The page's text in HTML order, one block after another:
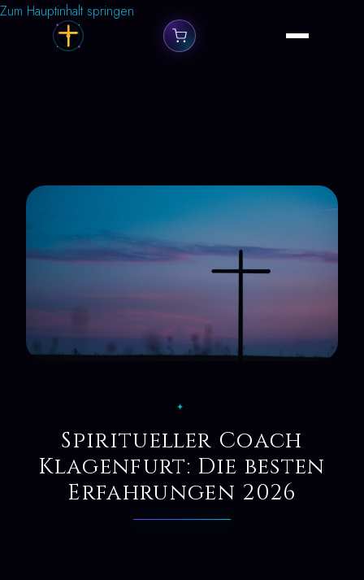
Zum Hauptinhalt springen
✦
Spiritueller Coach
Klagenfurt: Die besten
Erfahrungen 2026